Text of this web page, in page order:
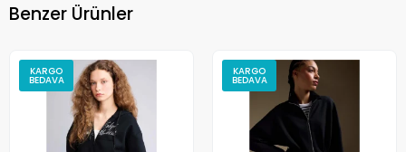
Benzer Ürünler
KARGO
BEDAVA
KARGO
BEDAVA